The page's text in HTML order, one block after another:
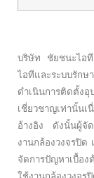
บริษัท ชัยชนะไอ
ไอทีและระบบรัก
ดำเนินการติดตั้ง
เชี่ยวชาญเท่านั้น
อ้างอิง ดังนั้นผู้จัด
งานกล้องวงจรปิด
จัดการปัญหาเบื้อ